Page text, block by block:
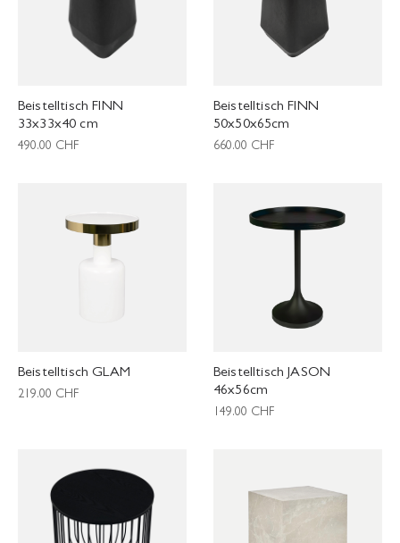
Beistelltisch FINN
33x33x40 cm
490.00 CHF
Beistelltisch FINN
50x50x65cm
660.00 CHF
Beistelltisch GLAM
219.00 CHF
Beistelltisch JASON
46x56cm
149.00 CHF